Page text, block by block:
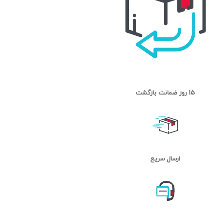
15 روز ضمانت بازگشت
ارسال سریع